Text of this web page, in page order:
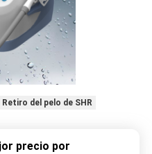
Retiro del pelo de SHR
precio por